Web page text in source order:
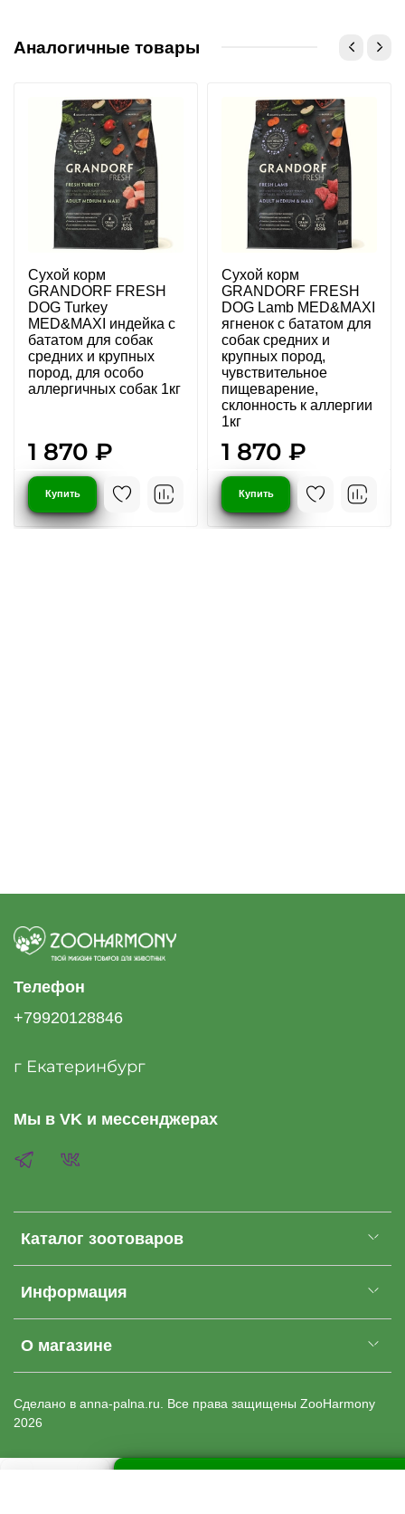
Аналогичные товары
Сухой корм
GRANDORF FRESH
DOG Turkey
MED&MAXI индейка с
бататом для собак
средних и крупных
пород, для особо
аллергичных собак 1кг
1 870 ₽
Купить
Сухой корм
GRANDORF FRESH
DOG Lamb MED&MAXI
ягненок с бататом для
собак средних и
крупных пород,
чувствительное
пищеварение,
склонность к аллергии
1кг
1 870 ₽
Купить
Каталог зоотоваров
Информация
О магазине
Телефон
+79920128846
г Екатеринбург
Мы в VK и мессенджерах
Cделано в anna-palna.ru. Все права защищены ZooHarmony
2026